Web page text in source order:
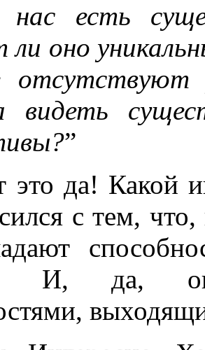
есть
ли оно
видеть
”
это да! Какой
с тем,
И, да,